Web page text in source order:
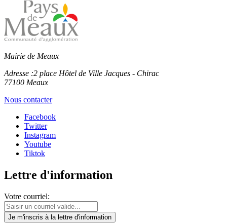
Mairie de Meaux
Adresse :2 place Hôtel de Ville Jacques - Chirac
77100 Meaux
Nous contacter
Facebook
Twitter
Instagram
Youtube
Tiktok
Lettre d'information
Votre courriel:
Je m'inscris à la lettre d'information